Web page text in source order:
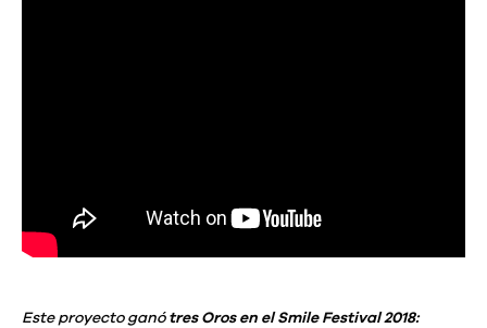
Este proyecto ganótres Oros en el Smile Festival 2018: